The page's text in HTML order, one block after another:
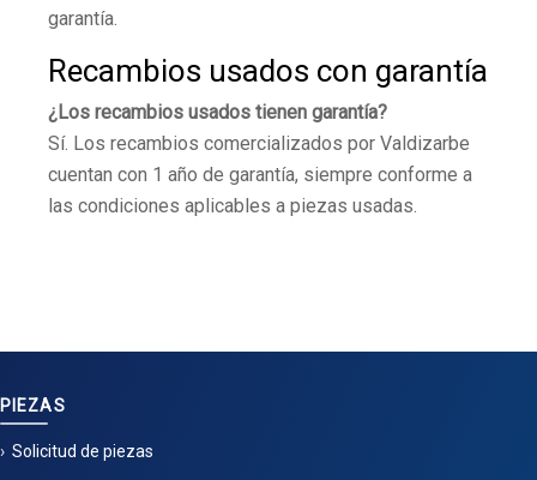
garantía.
Recambios usados con garantía
¿Los recambios usados tienen garantía?
Sí. Los recambios comercializados por Valdizarbe
cuentan con 1 año de garantía, siempre conforme a
las condiciones aplicables a piezas usadas.
PIEZAS
Solicitud de piezas